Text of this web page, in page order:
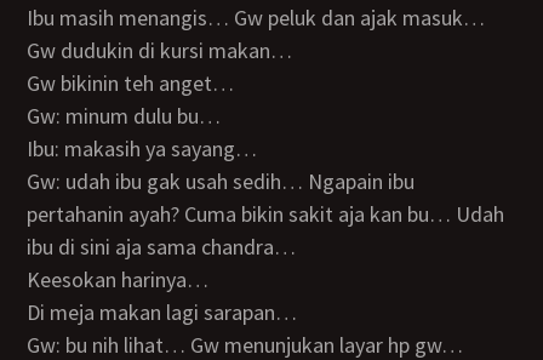
Ibu masih menangis… Gw peluk dan ajak masuk…
Gw dudukin di kursi makan…
Gw bikinin teh anget…
Gw: minum dulu bu…
Ibu: makasih ya sayang…
Gw: udah ibu gak usah sedih… Ngapain ibu
pertahanin ayah? Cuma bikin sakit aja kan bu… Udah
ibu di sini aja sama chandra…
Keesokan harinya…
Di meja makan lagi sarapan…
Gw: bu nih lihat… Gw menunjukan layar hp gw…